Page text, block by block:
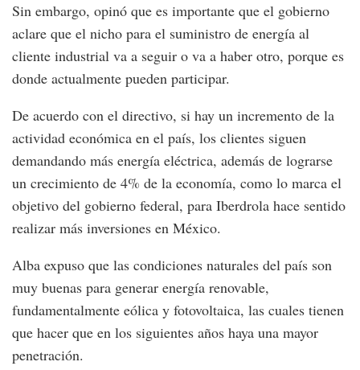
Sin embargo, opinó que es importante que el gobierno
aclare que el nicho para el suministro de energía al
cliente industrial va a seguir o va a haber otro, porque es
donde actualmente pueden participar.
De acuerdo con el directivo, si hay un incremento de la
actividad económica en el país, los clientes siguen
demandando más energía eléctrica, además de lograrse
un crecimiento de 4% de la economía, como lo marca el
objetivo del gobierno federal, para Iberdrola hace sentido
realizar más inversiones en México.
Alba expuso que las condiciones naturales del país son
muy buenas para generar energía renovable,
fundamentalmente eólica y fotovoltaica, las cuales tienen
que hacer que en los siguientes años haya una mayor
penetración.